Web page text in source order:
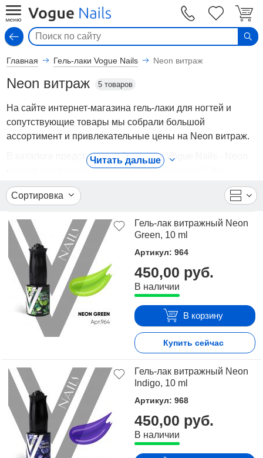
Главная Гель-лаки Vogue Nails Neon витраж
Neon витраж 5 товаров
На сайте интернет-магазина гель-лаки для ногтей и
сопутствующие товары мы собрали большой
ассортимент и привлекательные цены на Neon витраж.
В каталоге представлены Гель-лаки Vogue Nails - Neon
витраж от ведущих мировых производителей. Вы
можете ознакомиться с фотографиями, описанием
товаров, отзывами покупателей, техническими
модели и выбрать лучшую стоимость.
Для того чтобы купить Neon витраж, достаточно
оформить заявку на сайте или связаться с
консультантом в режиме on-line.
Читать дальше
Сортировка
Гель-лак витражный Neon
Green, 10 ml
Артикул: 964
450,00 руб.
В наличии
В корзину
Купить сейчас
Гель-лак витражный Neon
Indigo, 10 ml
Артикул: 968
450,00 руб.
В наличии